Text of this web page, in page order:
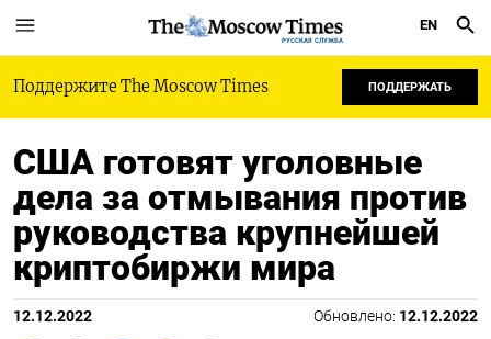
РУССКАЯ СЛУЖБА
EN
Поддержите The Moscow Times ПОДДЕРЖАТЬ
США готовят уголовные
дела за отмывания против
руководства крупнейшей
криптобиржи мира
12.12.2022 Обновлено: 12.12.2022